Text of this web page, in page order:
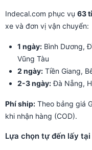
Indecal.com phục vụ 63
xe và đơn vị vận chuyển:
1 ngày: Bình Dương,
Vũng Tàu
2 ngày: Tiền Giang,
2-3 ngày:Đà Nẵng,
Phí ship: Theo bảng giá
khi nhận hàng (COD).
Lựa chọn tự đến lấy